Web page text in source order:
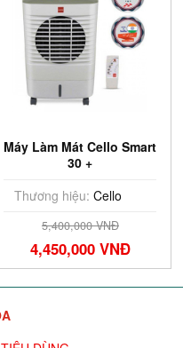
Máy Làm Mát Cello Smart
30 +
Thương hiệu: Cello
5,400,000 VNĐ
4,450,000 VNĐ